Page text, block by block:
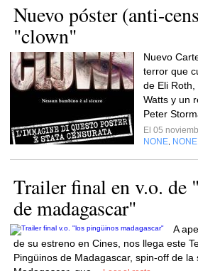
Nuevo póster (anti-
"clown"
Nuevo
terror que
de Eli
Watts y un
Peter
El 05
NONE NONE
Trailer final en v.o. de
de madagascar"
A
de su estreno en Cines, nos llega este
Pingüinos de Madagascar, spin-off de la